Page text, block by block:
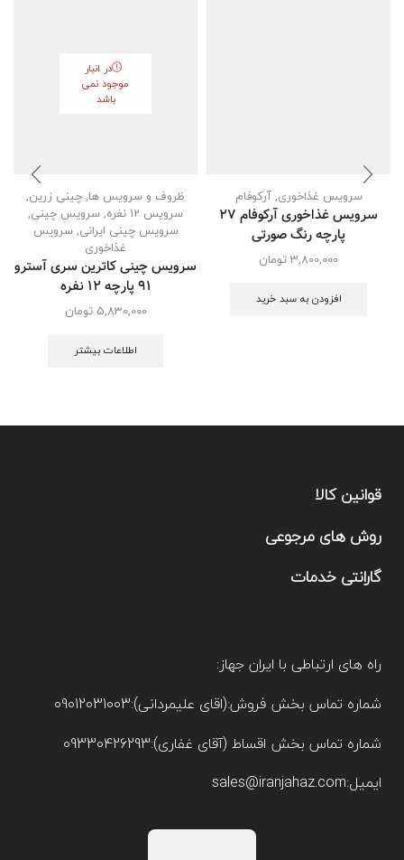
سرویس غذاخوری, آرکوفام
سرویس غذاخوری آرکوفام 27
پارچه رنگ صورتی
3,800,000 تومان
افزودن به سبد خرید
در انبار
موجود نمی
باشد
ظروف و سرویس ها, چینی زرین,
سرویس 12 نفره
, سرویس چینی,
سرویس چینی ایرانی,سرویس
غذاخوری
سرویس چینی کاترین سری آسترو
91 پارچه ۱۲ نفره
5,830,000 تومان
اطلاعات بیشتر
قوانین کالا
روش های مرجوعی
گارانتی خدمات
راه های ارتباطی با ایران جهاز:
شماره تماس بخش فروش:(اقای علیمردانی):09012031003
شماره تماس بخش اقساط (آقای غفاری):09330426293
ایمیل:sales@iranjahaz.com